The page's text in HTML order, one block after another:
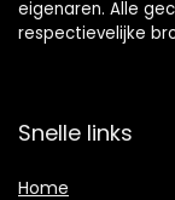
eigenaren. Alle
respectievelijke
Snelle links
Home